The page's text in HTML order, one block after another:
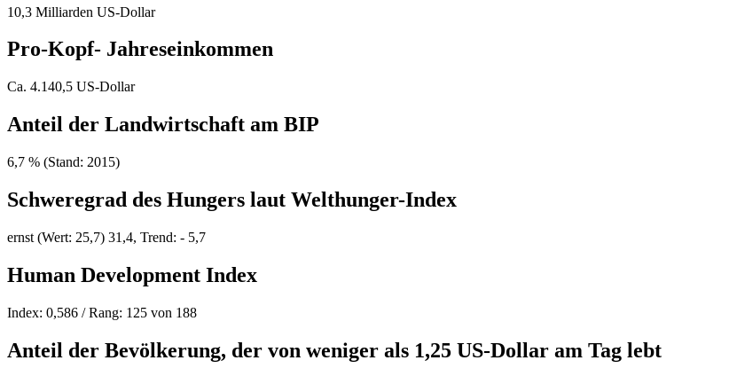
10,3 Milliarden US-Dollar
Pro-Kopf- Jahreseinkommen
Ca. 4.140,5 US-Dollar
Anteil der Landwirtschaft am BIP
6,7 % (Stand: 2015)
Schweregrad des Hungers laut Welthunger-Index
ernst (Wert: 25,7) 31,4, Trend: - 5,7
Human Development Index
Index: 0,586 / Rang: 125 von 188
Anteil der Bevölkerung, der von weniger als 1,25 US-Dollar am Tag lebt